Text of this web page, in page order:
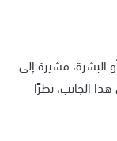
البشرة، مشيرة إلى
الجانب، نظرًا